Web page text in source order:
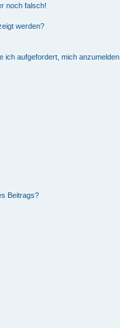
noch falsch!
werden?
ich aufgefordert, mich anzumelden.
Beitrags?